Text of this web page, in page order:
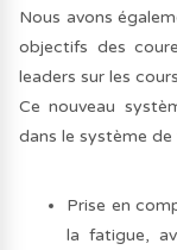
Nous avons
objectifs des
leaders sur les
Ce nouveau
dans le système
Prise en
la fatigue,